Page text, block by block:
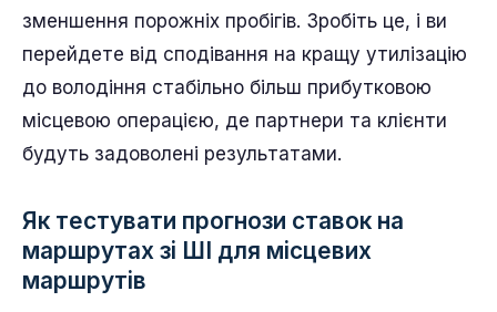
зменшення порожніх пробігів. Зробіть це, і ви
перейдете від сподівання на кращу утилізацію
до володіння стабільно більш прибутковою
місцевою операцією, де партнери та клієнти
будуть задоволені результатами.
Як тестувати прогнози ставок на
маршрутах зі ШІ для місцевих
маршрутів